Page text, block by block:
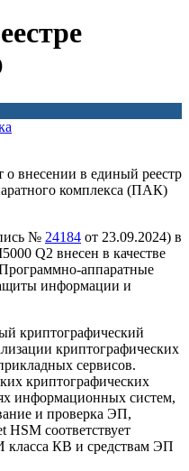
внесении в единый реестр
комплекса (ПАК)
№ 24184 от 23.09.2024) в
Q2 внесен в качестве
аппаратные
информации и
криптографический
криптографических
сервисов.
криптографических
информационных систем,
и проверка ЭП,
соответствует
КВ и средствам ЭП